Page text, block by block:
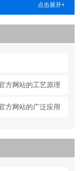
点击展开+
方网站的工艺原理
方网站的广泛应用